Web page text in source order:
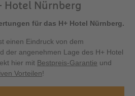
Hotel Nürnberg
für das H+ Hotel Nürnberg.
einen Eindruck von dem
der angenehmen Lage des H+ Hotel
hier mit Bestpreis-Garantie und
Vorteilen!